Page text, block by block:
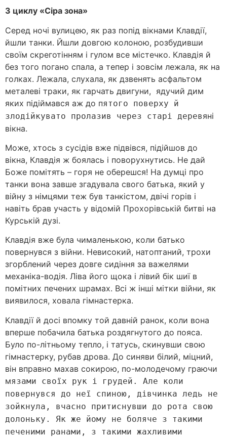
З циклу «Сіра зона»
Серед ночі вулицею, як раз попід вікнами Клавдії,
йшли танки. Йшли довгою колоною, розбудивши
своїм скреготінням і гулом все містечко. Клавдія й
без того погано спала, а тепер і зовсім лежала, як на
голках. Лежала, слухала, як дзвенять асфальтом
металеві траки, як гарчать двигуни, ядучий дим
яких підіймався аж до пятого поверху й
злодійкувато пролазив через старі деревяні
вікна.
Може, хтось з сусідів вже підвівся, підійшов до
вікна, Клавдія ж боялась і поворухнутись. Не дай
Боже помітять – горя не оберешся! На думці про
танки вона завше згадувала свого батька, який у
війну з німцями теж був танкістом, двічі горів і
навіть брав участь у відомій Прохорівській битві на
Курській дузі.
Клавдія вже була чималенькою, коли батько
повернувся з війни. Невисокий, натоптаний, трохи
згорблений через довге сидіння за важелями
механіка-водія. Ліва його щока і лівий бік шиї в
помітних печених шрамах. Всі ж інші мітки війни, як
виявилося, ховала гімнастерка.
Клавдії й досі впомку той давній ранок, коли вона
вперше побачила батька роздягнутого до пояса.
Було по-літньому тепло, і татусь, скинувши свою
гімнастерку, рубав дрова. До синяви білий, міцний,
він вправно махав сокирою, по-молодечому граючи
мязами своїх рук і грудей. Але коли
повернувся до неї спиною, дівчинка ледь не
зойкнула, вчасно притиснувши до рота свою
долоньку. Як же йому не боляче з такими
печеними ранами, з такими жахливими